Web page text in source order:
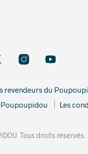
revendeurs du
Poupoupidou Les
Tous droits réservés.